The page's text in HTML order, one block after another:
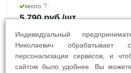
много ?
5 790руб./шт
Индивидуальный
Николаевич
персонализации сервисов, и
сайтом было удобнее. Вы можете